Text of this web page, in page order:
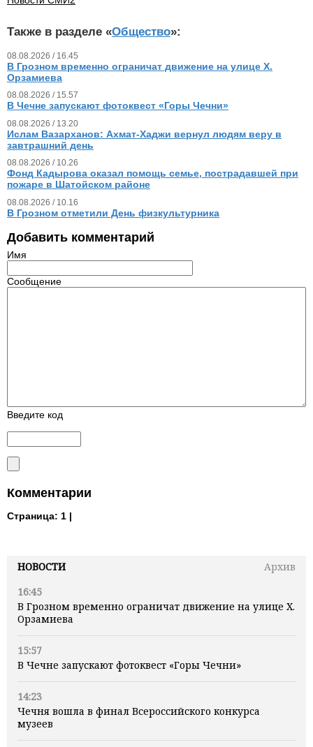
НОВОСТИ
Архив
16:45
В Грозном временно ограничат движение на улице Х.
Орзамиева
15:57
В Чечне запускают фотоквест «Горы Чечни»
14:23
Чечня вошла в финал Всероссийского конкурса
музеев
Также в разделе «Общество»:
08.08.2026 / 16.45
В Грозном временно ограничат движение на улице Х.
Орзамиева
08.08.2026 / 15.57
В Чечне запускают фотоквест «Горы Чечни»
08.08.2026 / 13.20
Ислам Вазарханов: Ахмат-Хаджи вернул людям веру в
завтрашний день
08.08.2026 / 10.26
Фонд Кадырова оказал помощь семье, пострадавшей при
пожаре в Шатойском районе
08.08.2026 / 10.16
В Грозном отметили День физкультурника
Добавить комментарий
Имя
Сообщение
Введите код
Комментарии
Страница: 1 |